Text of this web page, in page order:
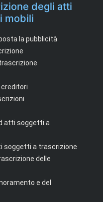
degli atti
mobili
la pubblicità
creditori
atti soggetti a
soggetti a trascrizione
delle
e del